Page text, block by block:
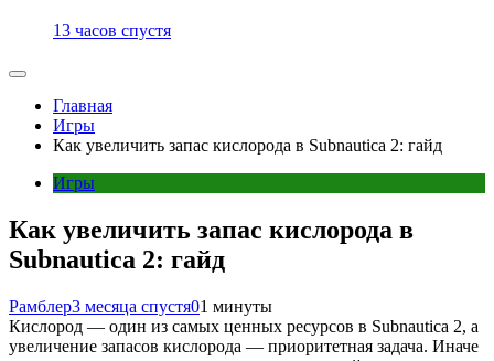
13 часов спустя
Главная
Игры
Как увеличить запас кислорода в Subnautica 2: гайд
Игры
Как увеличить запас кислорода в
Subnautica 2: гайд
Рамблер3 месяца спустя01 минуты
Кислород — один из самых ценных ресурсов в Subnautica 2, а
увеличение запасов кислорода — приоритетная задача. Иначе